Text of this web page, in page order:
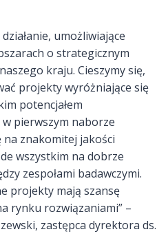
umożliwiające
o strategicznym
kraju. Cieszymy się,
projekty wyróżniające się
potencjałem
pierwszym naborze
znakomitej jakości
wszystkim na dobrze
zespołami badawczymi.
projekty mają szansę
rynku rozwiązaniami” –
zastępca dyrektora ds.